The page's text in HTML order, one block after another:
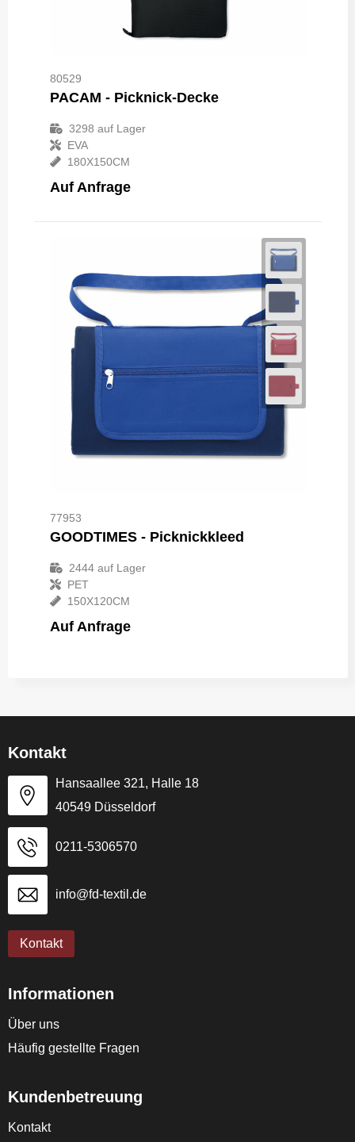
80529
PACAM - Picknick-Decke
3298 auf Lager
EVA
180X150CM
Auf Anfrage
77953
GOODTIMES - Picknickkleed
2444auf Lager
PET
150X120CM
Auf Anfrage
Kontakt
Hansaallee 321, Halle 18
40549 Düsseldorf
0211-5306570
info@fd-textil.de
Kontakt
Informationen
Über uns
Häufig gestellte Fragen
Kundenbetreuung
Kontakt